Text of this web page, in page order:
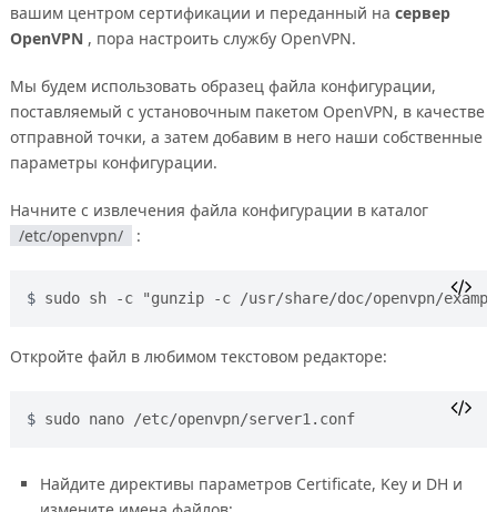
вашим центром сертификации и переданный на сервер
OpenVPN , пора настроить службу OpenVPN.
Мы будем использовать образец файла конфигурации,
поставляемый с установочным пакетом OpenVPN, в качестве
отправной точки, а затем добавим в него наши собственные
параметры конфигурации.
Начните с извлечения файла конфигурации в каталог
/etc/openvpn/
:
sudo sh -c "gunzip -c /usr/share/doc/openvpn/
Откройте файл в любимом текстовом редакторе:
sudo nano /etc/openvpn/server1.conf
Найдите директивы параметров Certificate, Key и DH и